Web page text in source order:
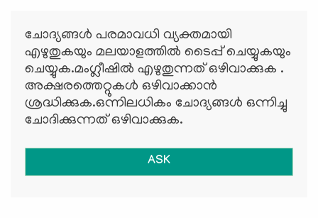
ചോദ്യങ്ങള്‍ പരമാവധി വ്യക്തമായി
എഴുതുകയും മലയാളത്തില്‍ ടൈപ്പ് ചെയ്യുകയും
ചെയ്യുക.മംഗ്ലീഷില്‍ എഴുതുന്നത് ഒഴിവാക്കുക .
അക്ഷരത്തെറ്റുകള്‍ ഒഴിവാക്കാന്‍
ശ്രദ്ധിക്കുക.ഒന്നിലധികം ചോദ്യങ്ങള്‍ ഒന്നിച്ചു
ചോദിക്കുന്നത് ഒഴിവാക്കുക.
ASK